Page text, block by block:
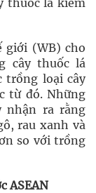
thuốc lá kiếm
giới (WB) cho
cây thuốc lá
trồng loại cây
từ đó. Những
nhận ra rằng
rau xanh và
so với trồng
ASEAN